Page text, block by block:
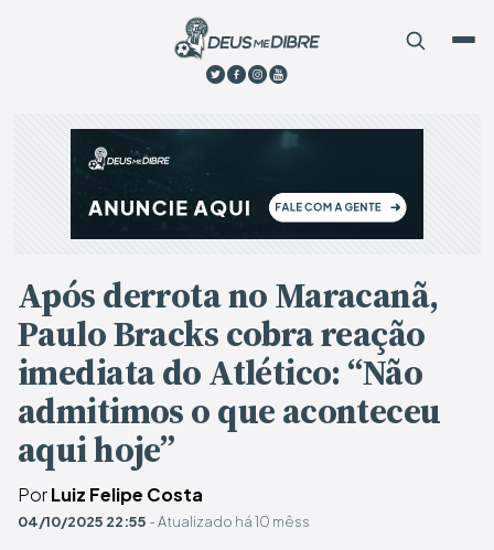
Após derrota no Maracanã,
Paulo Bracks cobra reação
imediata do Atlético: “Não
admitimos o que aconteceu
aqui hoje”
PorLuiz Felipe Costa
04/10/2025 22:55 - Atualizado há 10 mêss